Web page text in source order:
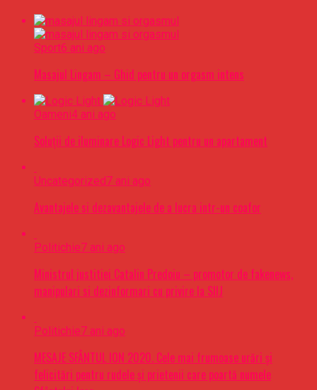
Sport6 ani ago
Masajul Lingam – Ghid pentru un orgasm intens
Oameni4 ani ago
Soluții de iluminare Logic Light pentru un apartament
Uncategorized7 ani ago
Avantajele si dezavantajele de a lucra intr-un coafor
Politichie7 ani ago
Ministrul justitiei Catalin Predoiu – promotor de fakenews,
manipulari si dezinformari cu privire la SIIJ
Politichie7 ani ago
MESAJE SFÂNTUL ION 2020. Cele mai frumoase urări şi
felicitări pentru rudele şi prietenii care poartă numele